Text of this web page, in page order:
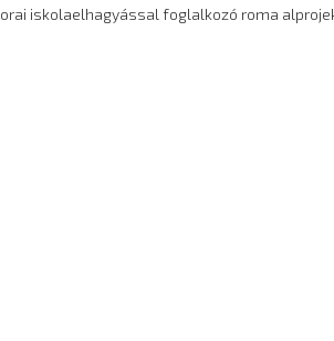
iskolaelhagyással foglalkozó roma